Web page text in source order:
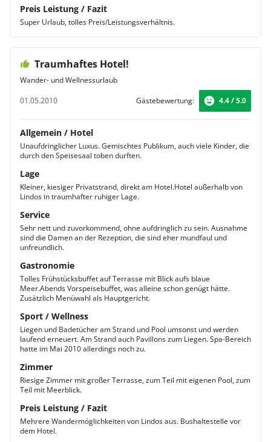
Preis Leistung / Fazit
Super Urlaub, tolles Preis/Leistungsverhältnis.
Traumhaftes Hotel!
Wander- und Wellnessurlaub
01.05.2010
Gästebewertung: 4.4 / 5.0
Allgemein / Hotel
Unaufdringlicher Luxus. Gemischtes Publikum, auch viele Kinder, die
durch den Speisesaal toben durften.
Lage
Kleiner, kiesiger Privatstrand, direkt am Hotel.Hotel außerhalb von
Lindos in traumhafter ruhiger Lage.
Service
Sehr nett und zuvorkommend, ohne aufdringlich zu sein. Ausnahme
sind die Damen an der Rezeption, die sind eher mundfaul und
unfreundlich.
Gastronomie
Tolles Frühstücksbuffet auf Terrasse mit Blick aufs blaue
Meer.Abends Vorspeisebuffet, was alleine schon genügt hätte.
Zusätzlich Menüwahl als Hauptgericht.
Sport / Wellness
Liegen und Badetücher am Strand und Pool umsonst und werden
laufend erneuert. Am Strand auch Pavillons zum Liegen. Spa-Bereich
hatte im Mai 2010 allerdings noch zu.
Zimmer
Riesige Zimmer mit großer Terrasse, zum Teil mit eigenen Pool, zum
Teil mit Meerblick.
Preis Leistung / Fazit
Mehrere Wandermöglichkeiten von Lindos aus. Bushaltestelle vor
dem Hotel.